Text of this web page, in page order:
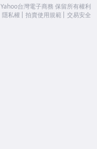
Yahoo台灣電子商務 保留所有權利
隱私權 拍賣使用規範 交易安全